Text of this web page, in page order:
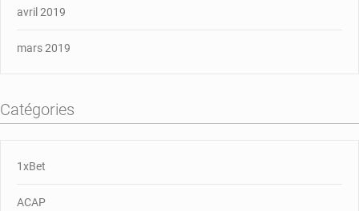
avril 2019
mars 2019
Catégories
1xBet
ACAP